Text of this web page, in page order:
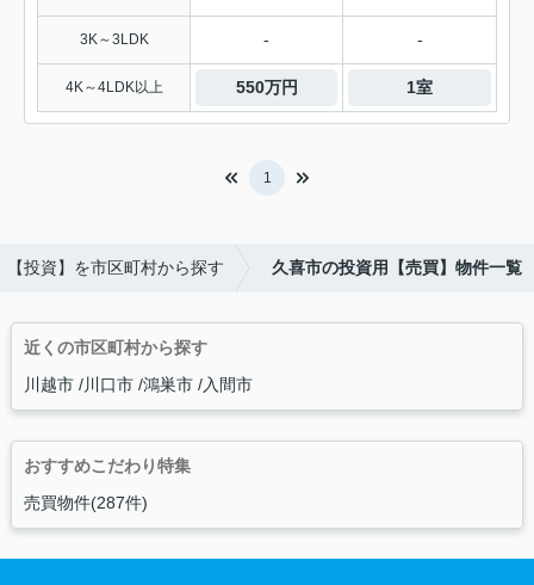
3K～3LDK - -
4K～4LDK以上 550万円 1室
1
【投資】を市区町村から探す 久喜市の投資用【売買】物件一覧
近くの市区町村から探す
川越市 川口市 鴻巣市 入間市
おすすめこだわり特集
売買物件(287件)